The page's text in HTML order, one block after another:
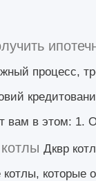
процесс,
вам в этом: 1.
Дквр
которые